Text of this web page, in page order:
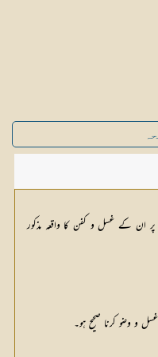
ان کے غسل و کفن کا واقعہ مذکور
و وضو کرنا صحیح ہو۔